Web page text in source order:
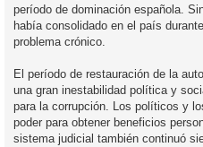
período de dominación española.
había consolidado en el país
problema crónico.
El período de restauración de la
una gran inestabilidad política y
para la corrupción. Los políticos y
poder para obtener beneficios
sistema judicial también continuó